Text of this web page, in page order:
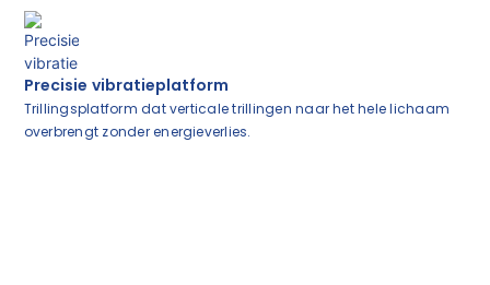
Precisie vibratieplatform
Trillingsplatform dat verticale trillingen naar het hele lichaam
overbrengt zonder energieverlies.